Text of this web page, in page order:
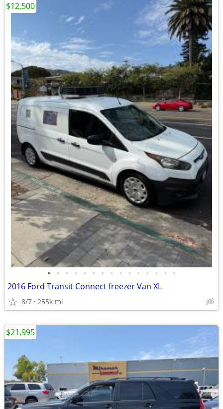
• • • • • • • • • • • • • • •
2016 Ford Transit Connect freezer Van XL
8/7 255k mi
$12,500
$21,995